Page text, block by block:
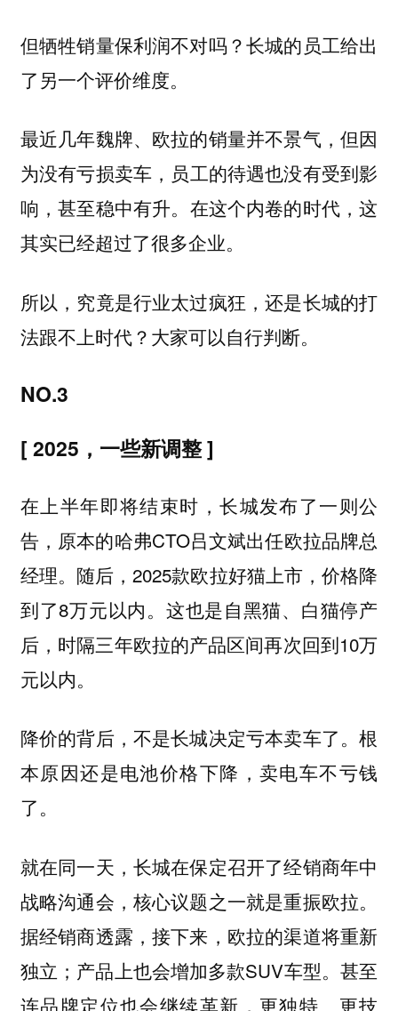
但牺牲销量保利润不对吗？长城的员工给出
了另一个评价维度。
最近几年魏牌、欧拉的销量并不景气，但因
为没有亏损卖车， 员工的待遇也没有受到影
响，甚至稳中有升。 在这个内卷的时代，这
其实已经超过了很多企业。
所以，究竟是行业太过疯狂，还是长城的打
法跟不上时代？大家可以自行判断。
NO.3
[ 2025，一些新调整 ]
在上半年即将结束时，长城发布了一则公
告，原本的哈弗CTO吕文斌出任欧拉品牌总
经理。随后，2025款欧拉好猫上市，价格降
到了8万元以内。这也是自黑猫、白猫停产
后，时隔三年欧拉的产品区间再次回到10万
元以内。
降价的背后，不是长城决定亏本卖车了。根
本原因还是电池价格下降，卖电车不亏钱
了。
就在同一天，长城在保定召开了经销商年中
战略沟通会，核心议题之一就是重振欧拉。
据经销商透露，接下来，欧拉的渠道将重新
独立；产品上也会增加多款SUV车型。甚至
连品牌定位也会继续革新，更独特、更技